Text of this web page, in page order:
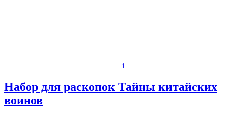
i
Набор для раскопок Тайны китайских
воинов